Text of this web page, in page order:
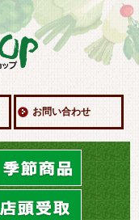
お問い合わせ